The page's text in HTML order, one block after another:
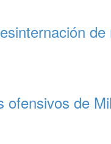
ofensivos de